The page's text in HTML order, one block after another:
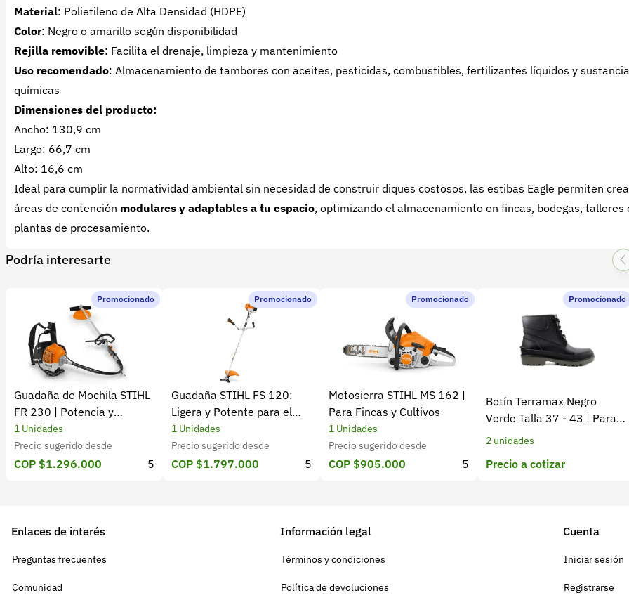
Material: Polietileno de Alta Densidad (HDPE)
Color: Negro o amarillo según disponibilidad
Rejilla removible: Facilita el drenaje, limpieza y mantenimiento
Uso recomendado: Almacenamiento de tambores con aceites, pesticidas, combustibles, fertilizantes líquidos y
químicas
Dimensiones del producto:
Ancho: 130,9 cm
Largo: 66,7 cm
Alto: 16,6 cm
Ideal para cumplir la normatividad ambiental sin necesidad de construir diques costosos, las estibas Eagle permiten
áreas de contención modulares y adaptables a tu espacio, optimizando el almacenamiento en fincas, bodegas, talleres
plantas de procesamiento.
Podría interesarte
Promocionado
Guadaña de Mochila STIHL
FR 230 | Potencia y
rendimiento
1 Unidades
Precio sugerido desde
COP $1.296.000 5
Promocionado
Guadaña STIHL FS 120:
Ligera y Potente para el
Campo
1 Unidades
Precio sugerido desde
COP $1.797.000 5
Promocionado
Motosierra STIHL MS 162 |
Para Fincas y Cultivos
1 Unidades
Precio sugerido desde
COP $905.000 5
Promocionado
Botín Terramax Negro
Verde Talla 37 - 43 | Para
trabajo diario y campo
2 unidades
Precio a cotizar
Enlaces de interés
Preguntas frecuentes
Comunidad
Información legal
Términos y condiciones
Política de devoluciones
Cuenta
Iniciar sesión
Registrarse